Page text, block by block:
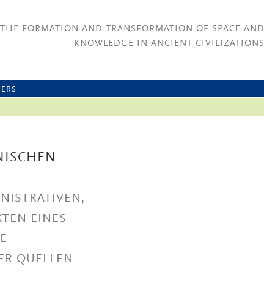
THE FORMATION AND TRANSFORMATION OF SPACE AND
KNOWLEDGE IN ANCIENT CIVILIZATIONS
EINES
QUELLEN